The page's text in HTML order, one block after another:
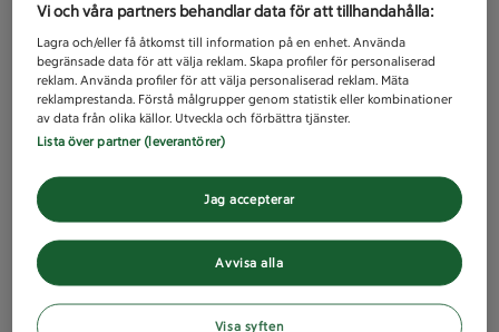
Vi och våra partners behandlar data för att tillhandahålla:
Lagra och/eller få åtkomst till information på en enhet. Använda
begränsade data för att välja reklam. Skapa profiler för personaliserad
reklam. Använda profiler för att välja personaliserad reklam. Mäta
reklamprestanda. Förstå målgrupper genom statistik eller kombinationer
av data från olika källor. Utveckla och förbättra tjänster.
Lista över partner (leverantörer)
Avvisa alla
Jag accepterar
Visa syften